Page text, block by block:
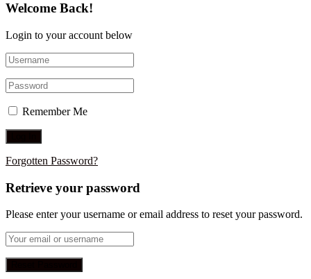
Welcome Back!
Login to your account below
Remember Me
Forgotten Password?
Retrieve your password
Please enter your username or email address to reset your password.